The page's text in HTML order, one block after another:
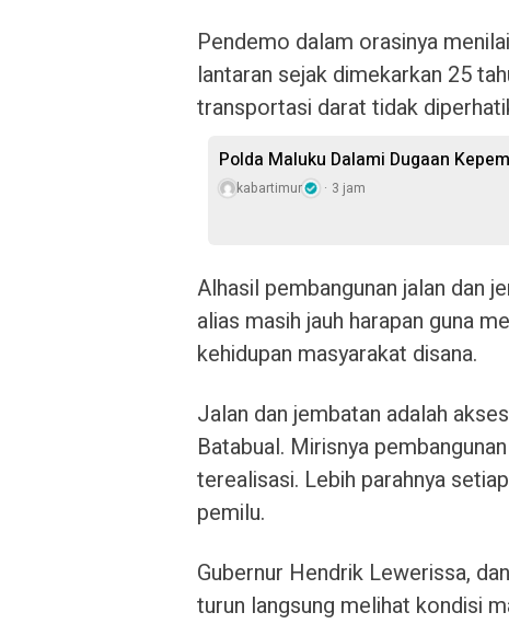
Pendemo dalam orasinya
lantaran sejak dimekarkan 25
transportasi darat tidak
Polda Maluku Dalami Dugaan
kabartimur 3 jam
Alhasil pembangunan jalan dan
alias masih jauh harapan guna
kehidupan masyarakat disana.
Jalan dan jembatan adalah
Batabual. Mirisnya
terealisasi. Lebih parahnya
pemilu.
Gubernur Hendrik Lewerissa,
turun langsung melihat kondisi